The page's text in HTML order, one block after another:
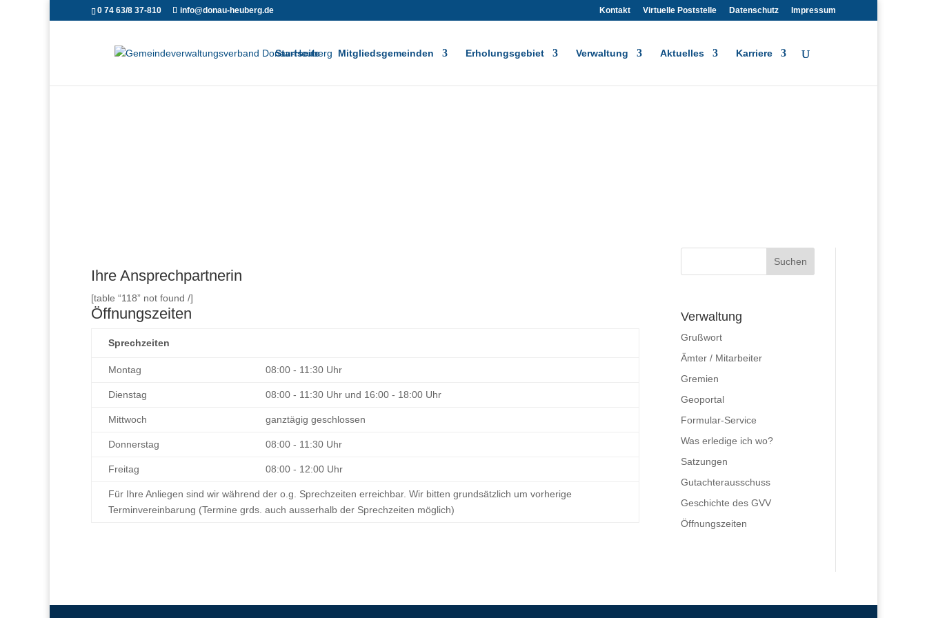
0 74 63/8 37-810 info@donau-heuberg.de Kontakt Virtuelle Poststelle Datenschutz Impressum
Startseite Mitgliedsgemeinden Erholungsgebiet Verwaltung Aktuelles Karriere
Ihre Ansprechpartnerin
[table “118” not found /]
Öffnungszeiten
Sprechzeiten
Montag 08:00 - 11:30 Uhr
Dienstag 08:00 - 11:30 Uhr und 16:00 - 18:00 Uhr
Mittwoch ganztägig geschlossen
Donnerstag 08:00 - 11:30 Uhr
Freitag 08:00 - 12:00 Uhr
Für Ihre Anliegen sind wir während der o.g. Sprechzeiten erreichbar. Wir bitten grundsätzlich um vorherige
Terminvereinbarung (Termine grds. auch ausserhalb der Sprechzeiten möglich)
Verwaltung
Grußwort
Ämter / Mitarbeiter
Gremien
Geoportal
Formular-Service
Was erledige ich wo?
Satzungen
Gutachterausschuss
Geschichte des GVV
Öffnungszeiten